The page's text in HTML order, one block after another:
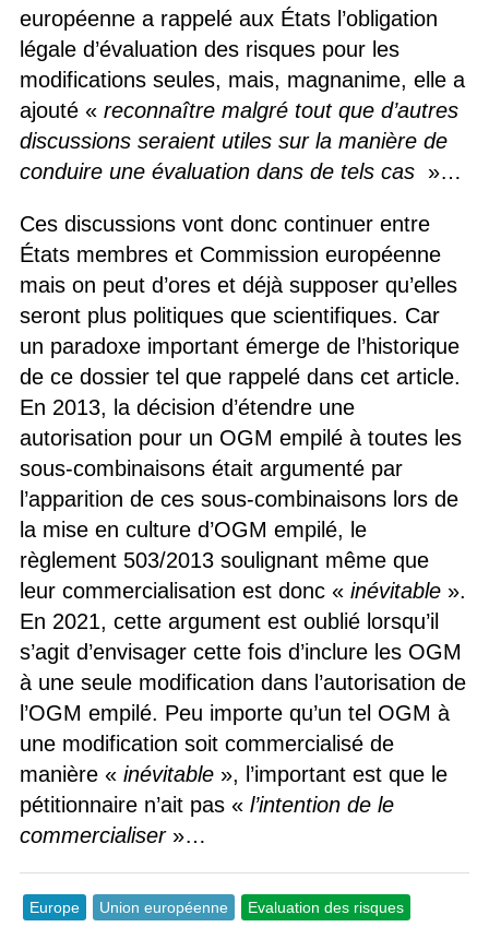
européenne a rappelé aux États l’obligation
légale d’évaluation des risques pour les
modifications seules, mais, magnanime, elle a
ajouté « reconnaître malgré tout que d’autres
discussions seraient utiles sur la manière de
conduire une évaluation dans de tels cas »…
Ces discussions vont donc continuer entre
États membres et Commission européenne
mais on peut d’ores et déjà supposer qu’elles
seront plus politiques que scientifiques. Car
un paradoxe important émerge de l’historique
de ce dossier tel que rappelé dans cet article.
En 2013, la décision d’étendre une
autorisation pour un OGM empilé à toutes les
sous-combinaisons était argumenté par
l’apparition de ces sous-combinaisons lors de
la mise en culture d’OGM empilé, le
règlement 503/2013 soulignant même que
leur commercialisation est donc « inévitable».
En 2021, cette argument est oublié lorsqu’il
s’agit d’envisager cette fois d’inclure les OGM
à une seule modification dans l’autorisation de
l’OGM empilé. Peu importe qu’un tel OGM à
une modification soit commercialisé de
manière « inévitable», l’important est que le
pétitionnaire n’ait pas « l’intention de le
commercialiser»…
Europe Union européenne Evaluation des risques